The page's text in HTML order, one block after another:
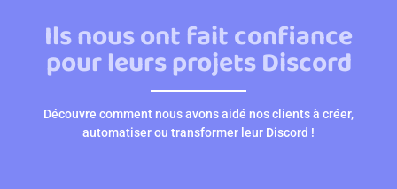
Ils nous ont fait confiance
pour leurs projets Discord
Découvre comment nous avons aidé nos clients à créer,
automatiser ou transformer leur Discord !